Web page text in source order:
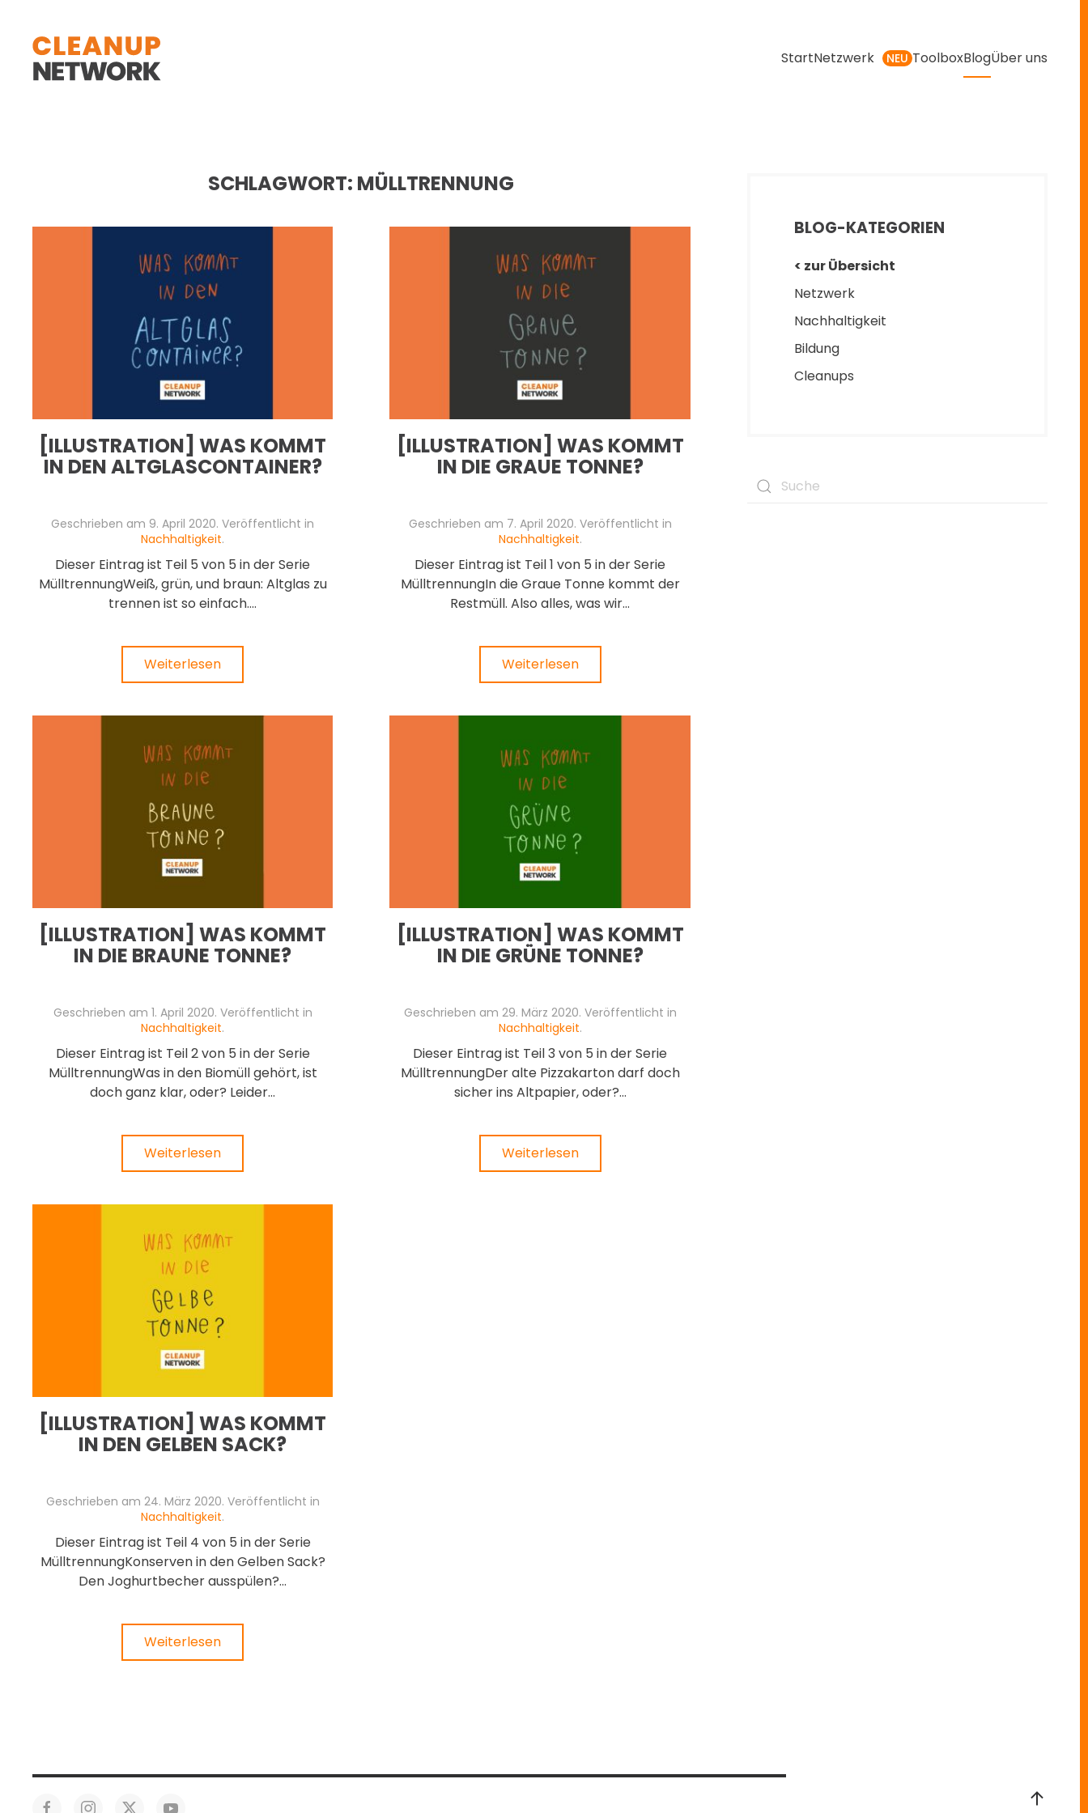
Zum Hauptinhalt springen StartNetzwerk NEU ToolboxBlogÜber uns
SCHLAGWORT: MÜLLTRENNUNG
[ILLUSTRATION] WAS KOMMT
IN DEN ALTGLASCONTAINER?
Geschrieben am 9. April 2020. Veröffentlicht in
Nachhaltigkeit.
Dieser Eintrag ist Teil 5 von 5 in der Serie
MülltrennungWeiß, grün, und braun: Altglas zu
trennen ist so einfach....
Weiterlesen
[ILLUSTRATION] WAS KOMMT
IN DIE GRAUE TONNE?
Geschrieben am 7. April 2020. Veröffentlicht in
Nachhaltigkeit.
Dieser Eintrag ist Teil 1 von 5 in der Serie
MülltrennungIn die Graue Tonne kommt der
Restmüll. Also alles, was wir...
Weiterlesen
[ILLUSTRATION] WAS KOMMT
IN DIE BRAUNE TONNE?
Geschrieben am 1. April 2020. Veröffentlicht in
Nachhaltigkeit.
Dieser Eintrag ist Teil 2 von 5 in der Serie
MülltrennungWas in den Biomüll gehört, ist
doch ganz klar, oder? Leider...
Weiterlesen
[ILLUSTRATION] WAS KOMMT
IN DIE GRÜNE TONNE?
Geschrieben am 29. März 2020. Veröffentlicht in
Nachhaltigkeit.
Dieser Eintrag ist Teil 3 von 5 in der Serie
MülltrennungDer alte Pizzakarton darf doch
sicher ins Altpapier, oder?...
Weiterlesen
[ILLUSTRATION] WAS KOMMT
IN DEN GELBEN SACK?
Geschrieben am 24. März 2020. Veröffentlicht in
Nachhaltigkeit.
Dieser Eintrag ist Teil 4 von 5 in der Serie
MülltrennungKonserven in den Gelben Sack?
Den Joghurtbecher ausspülen?...
Weiterlesen
BLOG-KATEGORIEN
< zur Übersicht
Netzwerk
Nachhaltigkeit
Bildung
Cleanups